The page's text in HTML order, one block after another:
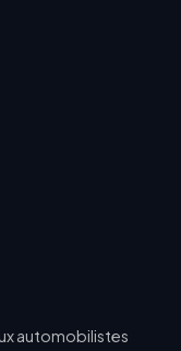
automobilistes